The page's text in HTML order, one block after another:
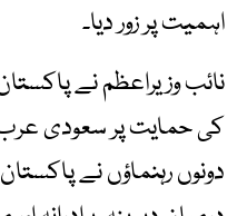
اہمیت پر زور دیا۔
نائب وزیراعظم نے
کی حمایت پر سعودی عرب
دونوں رہنماؤں نے